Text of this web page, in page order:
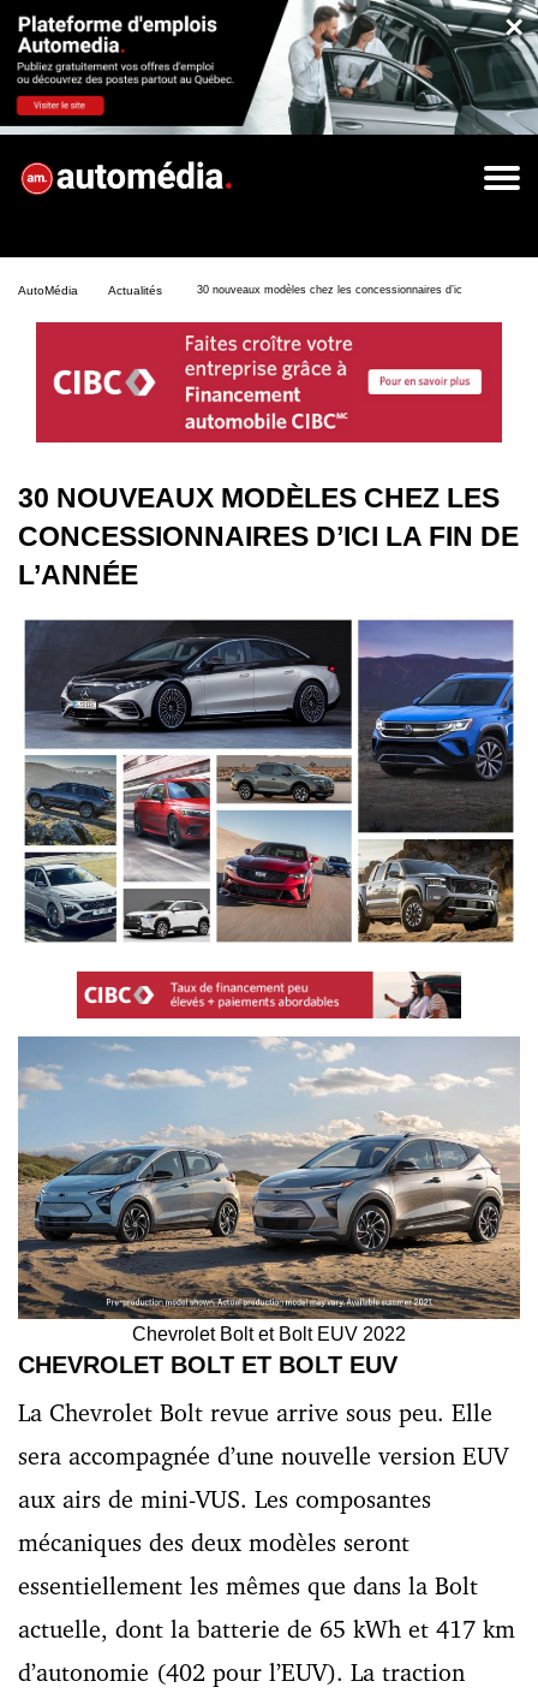
×
AutoMédia Actualités 30 nouveaux modèles chez les concessionnaires d’ici la fin de
30 NOUVEAUX MODÈLES CHEZ LES
CONCESSIONNAIRES D’ICI LA FIN DE
L’ANNÉE
Chevrolet Bolt et Bolt EUV 2022
CHEVROLET BOLT ET BOLT EUV
La Chevrolet Bolt revue arrive sous peu. Elle
sera accompagnée d’une nouvelle version EUV
aux airs de mini-VUS. Les composantes
mécaniques des deux modèles seront
essentiellement les mêmes que dans la Bolt
actuelle, dont la batterie de 65 kWh et 417 km
d’autonomie (402 pour l’EUV). La traction